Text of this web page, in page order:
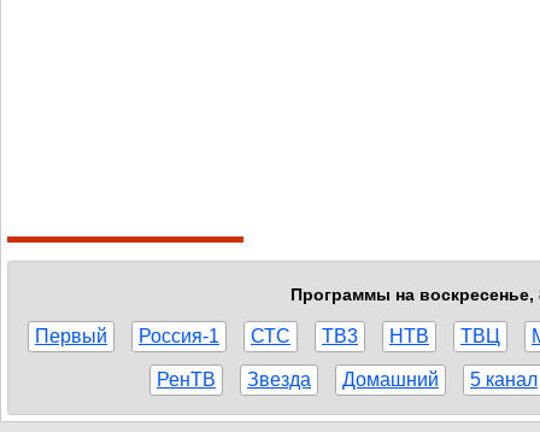
Программы на воскресенье,
Первый Россия-1 СТС ТВ3 НТВ ТВЦ
РенТВ Звезда Домашний 5 канал